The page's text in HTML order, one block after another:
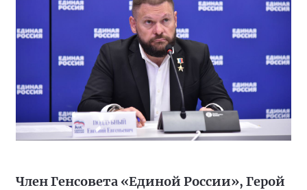
Член Генсовета «Единой России», Герой